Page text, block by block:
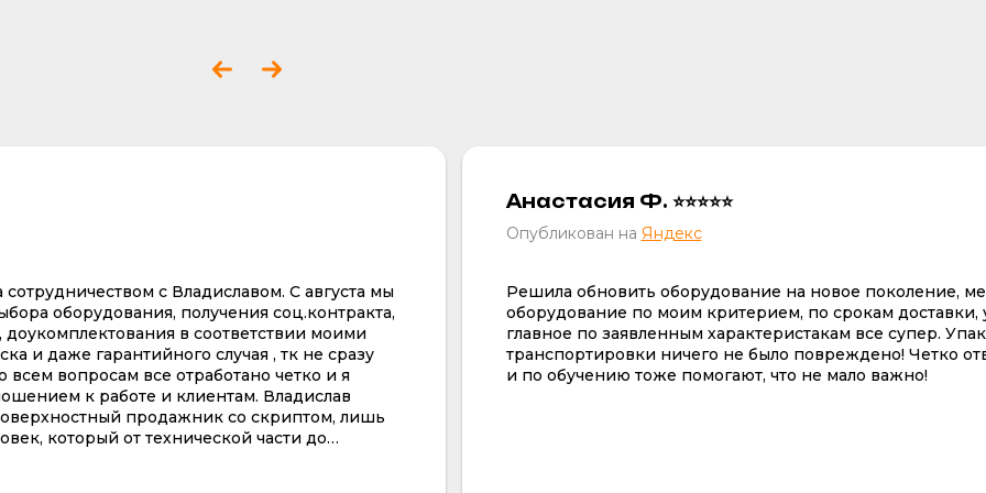
с Владиславом. С августа мы
оборудования, получения соц.контракта,
в соответствии моими
и даже гарантийного случая , тк не сразу
вопросам все отработано четко и я
к работе и клиентам. Владислав
продажник со скриптом, лишь
который от технической части до
Анастасия Ф. ⭐⭐⭐⭐⭐
Опубликован на Яндекс
Решила обновить оборудование на новое поколение,
оборудование по моим критерием, по срокам доставки,
главное по заявленным характеристакам все супер.
транспортировки ничего не было повреждено! Четко
и по обучению тоже помогают, что не мало важно!